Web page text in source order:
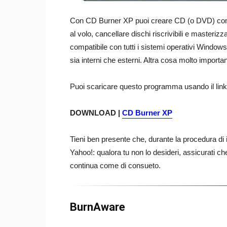
Con CD Burner XP puoi creare CD (o DVD)
al volo, cancellare dischi riscrivibili e
compatibile con tutti i sistemi operativi
sia interni che esterni. Altra cosa molto
Puoi scaricare questo programma usando il
DOWNLOAD | CD Burner XP
Tieni ben presente che, durante la procedura
Yahoo!: qualora tu non lo desideri, assicurati
continua come di consueto.
BurnAware